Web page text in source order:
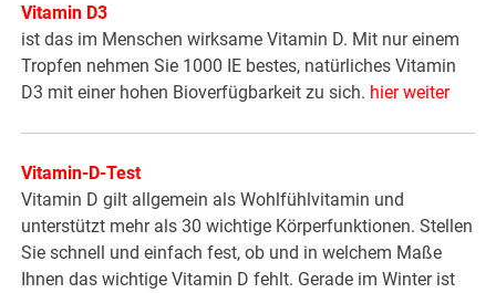
Vitamin D3
ist das im Menschen wirksame Vitamin D. Mit nur einem
Tropfen nehmen Sie 1000 IE bestes, natürliches Vitamin
D3 mit einer hohen Bioverfügbarkeit zu sich. hier weiter
Vitamin-D-Test
Vitamin D gilt allgemein als Wohlfühlvitamin und
unterstützt mehr als 30 wichtige Körperfunktionen. Stellen
Sie schnell und einfach fest, ob und in welchem Maße
Ihnen das wichtige Vitamin D fehlt. Gerade im Winter ist